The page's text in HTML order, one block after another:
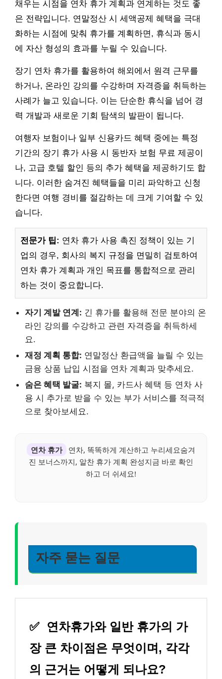
채우는 시점을 연차 휴가 계획과 연계하는 것도 좋
은 전략입니다. 연말정산 시 세액공제 혜택을 극대
화하는 시점에 맞춰 휴가를 계획하면, 휴식과 동시
에 자산 형성의 효과를 누릴 수 있습니다.
장기 연차 휴가를 활용하여 해외에서 원격 근무를
하거나, 온라인 강의를 수강하며 자격증을 취득하는
사례가 늘고 있습니다. 이는 단순한 휴식을 넘어 경
력 개발과 새로운 기회 탐색의 발판이 됩니다.
여행자 보험이나 일부 신용카드 혜택 중에는 특정
기간의 장기 휴가 사용 시 동반자 보험 무료 제공이
나, 고급 호텔 할인 등의 추가 혜택을 제공하기도 합
니다. 이러한 숨겨진 혜택들을 미리 파악하고 신청
한다면 여행 경비를 절감하는 데 크게 기여할 수 있
습니다.
전문가 팁: 연차 휴가 사용 촉진 정책이 있는 기
업의 경우, 회사의 복지 규정을 면밀히 검토하여
연차 휴가 계획과 개인 목표를 통합적으로 관리
하는 것이 중요합니다.
자기 계발 연계: 긴 휴가를 활용해 전문 분야의 온
라인 강의를 수강하고 관련 자격증을 취득하세
요.
재정 계획 통합: 연말정산 환급액을 늘릴 수 있는
금융 상품 납입 시점을 연차 계획과 맞추세요.
숨은 혜택 발굴: 복지 몰, 카드사 혜택 등 연차 사
용 시 추가로 받을 수 있는 부가 서비스를 적극적
으로 찾아보세요.
연차 휴가
연차, 똑똑하게 계산하고 누리세요숨겨
진 보너스까지, 알찬 휴가 계획 완성지금 바로 확인
하고 더 쉬세요!
자주 묻는 질문
✅
연차휴가와 일반 휴가의 가
장 큰 차이점은 무엇이며, 각각
의 근거는 어떻게 되나요?